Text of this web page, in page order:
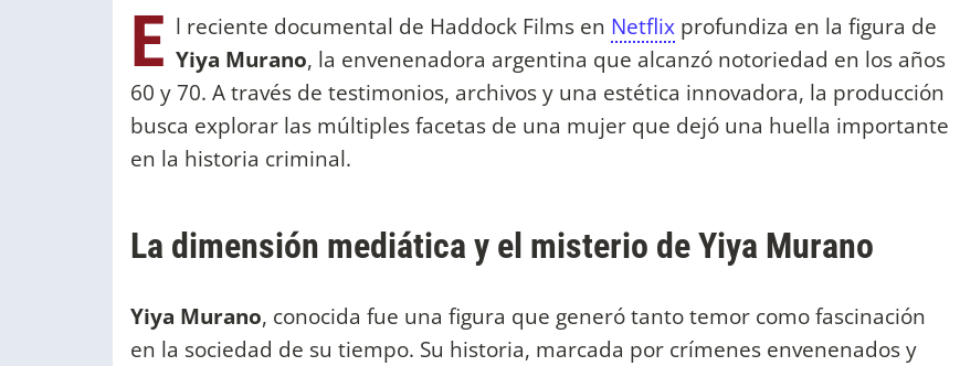
E l reciente documental de Haddock Films en Netflix profundiza en la figura de
Yiya Murano, la envenenadora argentina que alcanzó notoriedad en los años
60 y 70. A través de testimonios, archivos y una estética innovadora, la producción
busca explorar las múltiples facetas de una mujer que dejó una huella importante
en la historia criminal.
La dimensión mediática y el misterio de Yiya Murano
Yiya Murano, conocida fue una figura que generó tanto temor como fascinación
en la sociedad de su tiempo. Su historia, marcada por crímenes envenenados y